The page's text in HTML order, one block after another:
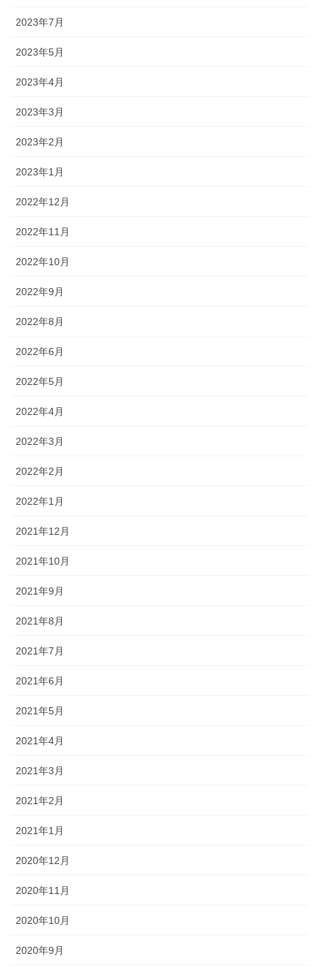
2023年7月
2023年5月
2023年4月
2023年3月
2023年2月
2023年1月
2022年12月
2022年11月
2022年10月
2022年9月
2022年8月
2022年6月
2022年5月
2022年4月
2022年3月
2022年2月
2022年1月
2021年12月
2021年10月
2021年9月
2021年8月
2021年7月
2021年6月
2021年5月
2021年4月
2021年3月
2021年2月
2021年1月
2020年12月
2020年11月
2020年10月
2020年9月